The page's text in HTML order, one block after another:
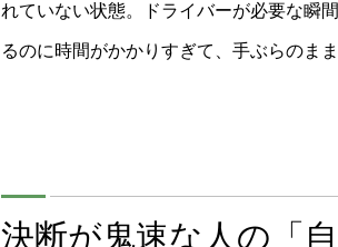
れていない状態。ドライバーが必要な瞬
るのに時間がかかりすぎて、手ぶらのま
決断が鬼速な人の「